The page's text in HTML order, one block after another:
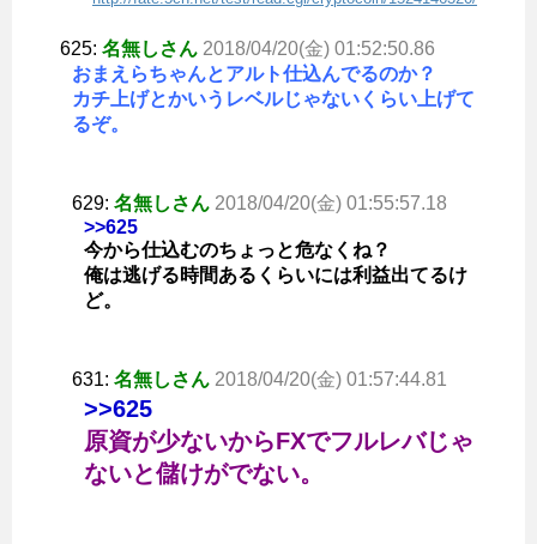
625: 名無しさん 2018/04/20(金) 01:52:50.86
おまえらちゃんとアルト仕込んでるのか？
カチ上げとかいうレベルじゃないくらい上げて
るぞ。
629: 名無しさん 2018/04/20(金) 01:55:57.18
>>625
今から仕込むのちょっと危なくね？
俺は逃げる時間あるくらいには利益出てるけ
ど。
631: 名無しさん 2018/04/20(金) 01:57:44.81
>>625
原資が少ないからFXでフルレバじゃ
ないと儲けがでない。